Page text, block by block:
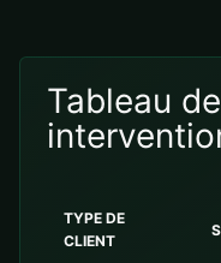
Tableau
TYPE DE
CLIENT